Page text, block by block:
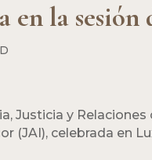
en la
Justicia y
(JAI), celebrada en